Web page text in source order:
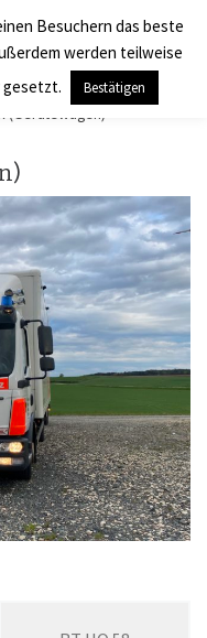
Search
(Gerätewagen)
Besuchern das beste
werden teilweise
gesetzt.
Bestätigen